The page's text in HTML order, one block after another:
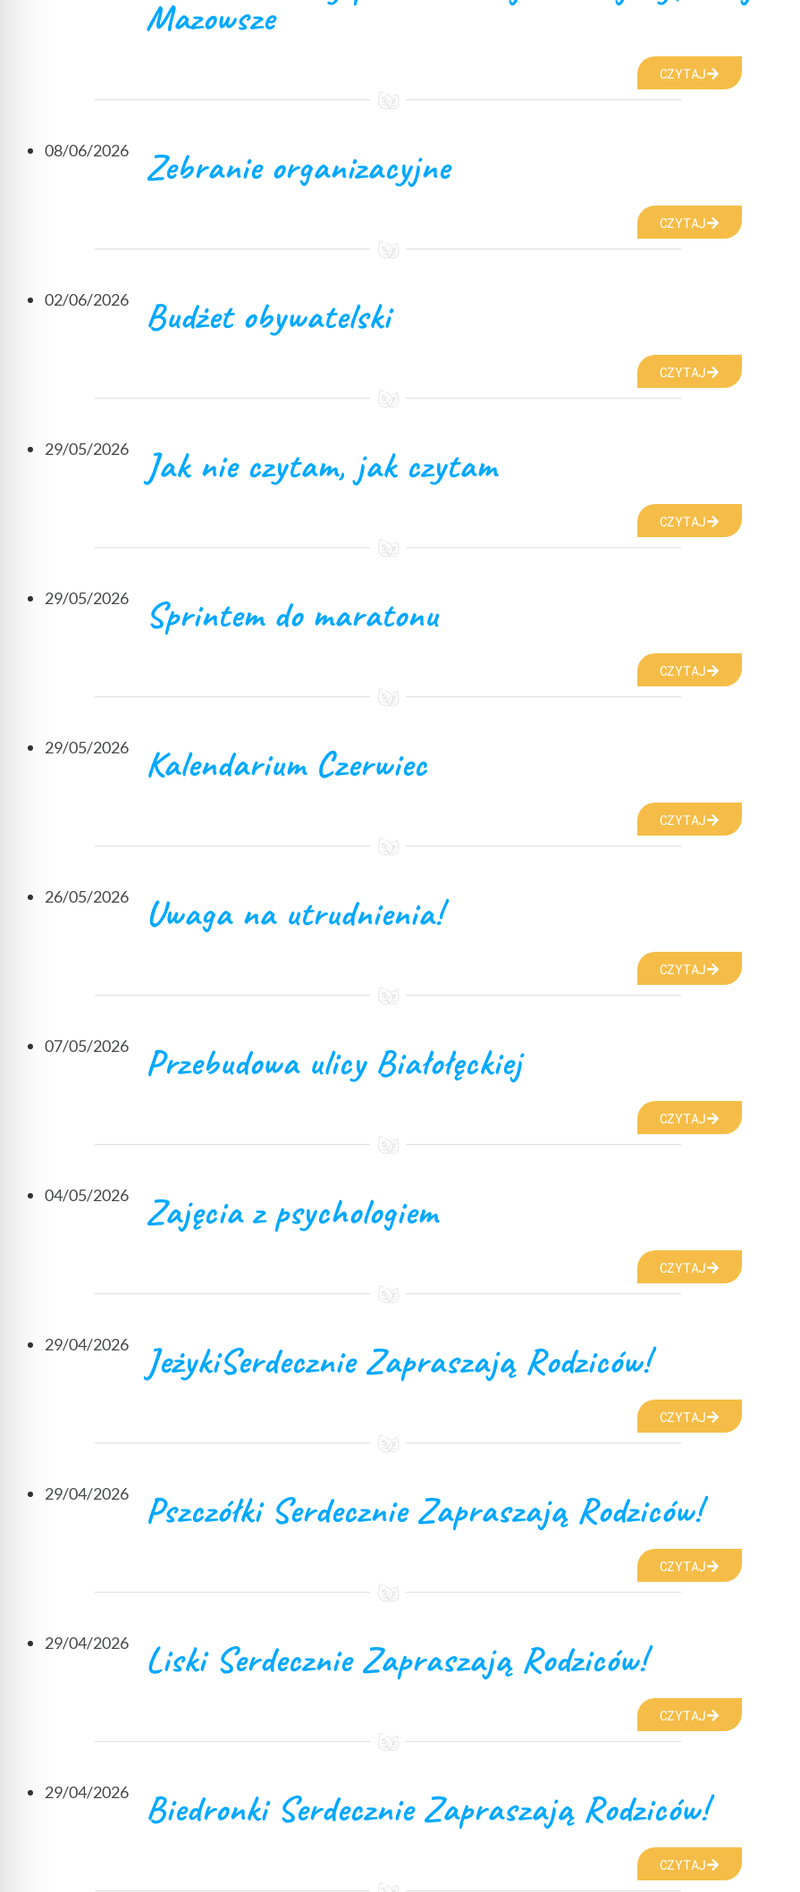
Mazowsze
CZYTAJ
08/06/2026 Zebranie organizacyjne
CZYTAJ
02/06/2026 Budżet obywatelski
CZYTAJ
29/05/2026 Jak nie czytam, jak czytam
CZYTAJ
29/05/2026 Sprintem do maratonu
CZYTAJ
29/05/2026 Kalendarium Czerwiec
CZYTAJ
26/05/2026 Uwaga na utrudnienia!
CZYTAJ
07/05/2026 Przebudowa ulicy Białołęckiej
CZYTAJ
04/05/2026 Zajęcia z psychologiem
CZYTAJ
29/04/2026 JeżykiSerdecznie Zapraszają Rodziców!
CZYTAJ
29/04/2026 Pszczółki Serdecznie Zapraszają Rodziców!
CZYTAJ
29/04/2026 Liski Serdecznie Zapraszają Rodziców!
CZYTAJ
29/04/2026 Biedronki Serdecznie Zapraszają Rodziców!
CZYTAJ